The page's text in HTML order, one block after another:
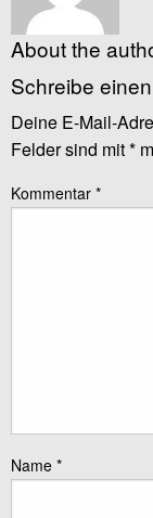
About the
Schreibe
Deine E-Mail-
Felder sind mit*
Kommentar *
Name *